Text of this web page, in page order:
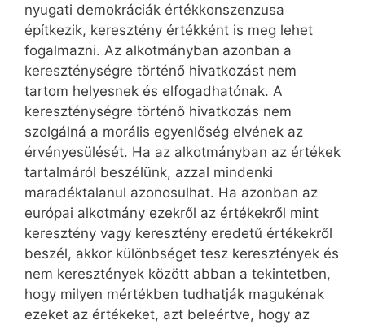
nyugati demokráciák értékkonszenzusa
építkezik, keresztény értékként is meg lehet
fogalmazni. Az alkotmányban azonban a
kereszténységre történő hivatkozást nem
tartom helyesnek és elfogadhatónak. A
kereszténységre történő hivatkozás nem
szolgálná a morális egyenlőség elvének az
érvényesülését. Ha az alkotmányban az értékek
tartalmáról beszélünk, azzal mindenki
maradéktalanul azonosulhat. Ha azonban az
európai alkotmány ezekről az értékekről mint
keresztény vagy keresztény eredetű értékekről
beszél, akkor különbséget tesz keresztények és
nem keresztények között abban a tekintetben,
hogy milyen mértékben tudhatják magukénak
ezeket az értékeket, azt beleértve, hogy az